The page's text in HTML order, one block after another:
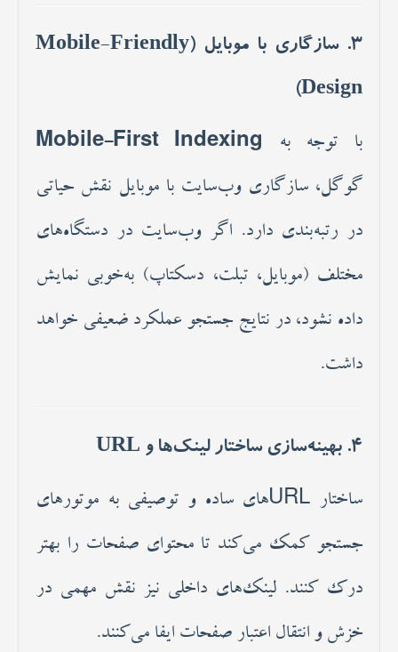
3. سازگاری با موبایل (Mobile-Friendly
Design)
با توجه بهMobile-First Indexing
گوگل، سازگاری وب‌سایت با موبایل نقش حیاتی
در رتبه‌بندی دارد. اگر وب‌سایت در دستگاه‌های
مختلف (موبایل، تبلت، دسکتاپ) به‌خوبی نمایش
داده نشود، در نتایج جستجو عملکرد ضعیفی خواهد
داشت.
ساختار URLهای ساده و توصیفی به موتورهای
جستجو کمک می‌کند تا محتوای صفحات را بهتر
درک کنند. لینک‌های داخلی نیز نقش مهمی در
خزش و انتقال اعتبار صفحات ایفا می‌کنند.